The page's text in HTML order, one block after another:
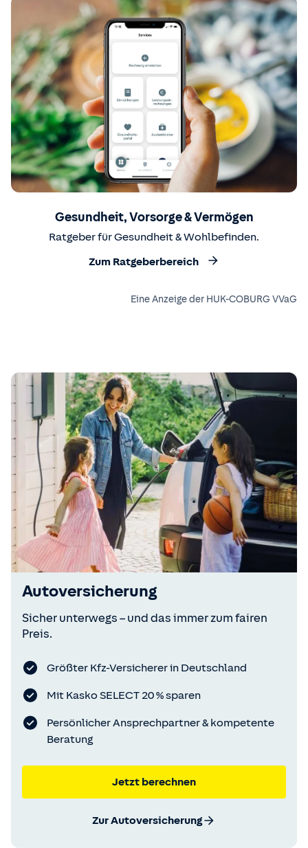
Gesundheit, Vorsorge & Vermögen
Ratgeber für Gesundheit & Wohlbefinden.
Zum Ratgeberbereich
Eine Anzeige der HUK-COBURG VVaG
Autoversicherung
Sicher unterwegs – und das immer zum fairen
Preis.
Größter Kfz-Versicherer in Deutschland
Mit Kasko SELECT 20 % sparen
Persönlicher Ansprechpartner & kompetente
Beratung
Jetzt berechnen
Zur Autoversicherung